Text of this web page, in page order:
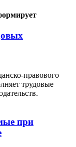
правового
трудовые
при